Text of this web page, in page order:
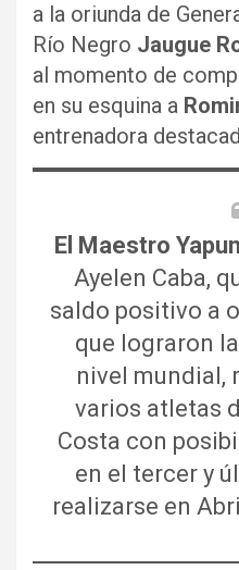
a la oriunda de
Río Negro Jaugue
al momento de
en su esquina a
entrenadora
El Maestro
Ayelen Caba,
saldo positivo a
que lograron
nivel mundial,
varios atletas
Costa con
en el tercer y
realizarse en